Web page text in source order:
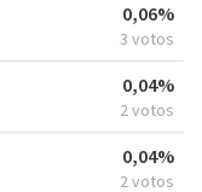
0,06%
3 votos
0,04%
2 votos
0,04%
2 votos